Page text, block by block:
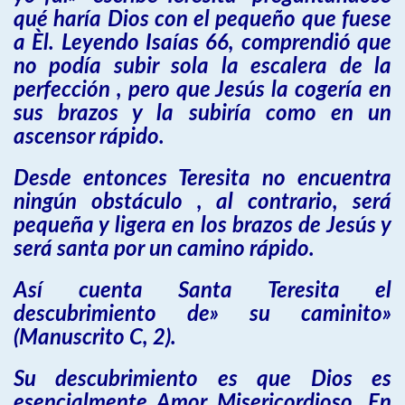
qué haría Dios con el pequeño que fuese
a Èl. Leyendo Isaías 66, comprendió que
no podía subir sola la escalera de la
perfección , pero que Jesús la cogería en
sus brazos y la subiría como en un
ascensor rápido.
Desde entonces Teresita no encuentra
ningún obstáculo , al contrario, será
pequeña y ligera en los brazos de Jesús y
será santa por un camino rápido.
Así cuenta Santa Teresita el
descubrimiento de» su caminito»
(Manuscrito C, 2).
Su descubrimiento es que Dios es